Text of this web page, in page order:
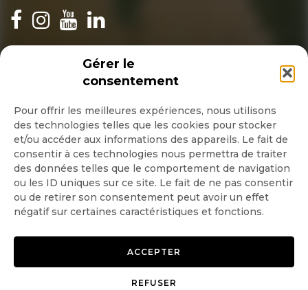
Gérer le
consentement
Pour offrir les meilleures expériences, nous utilisons
des technologies telles que les cookies pour stocker
et/ou accéder aux informations des appareils. Le fait de
consentir à ces technologies nous permettra de traiter
des données telles que le comportement de navigation
ou les ID uniques sur ce site. Le fait de ne pas consentir
ou de retirer son consentement peut avoir un effet
négatif sur certaines caractéristiques et fonctions.
ACCEPTER
REFUSER
INSCRIPTION NEWSLETTER
Quotidienne
Hebdo
OK